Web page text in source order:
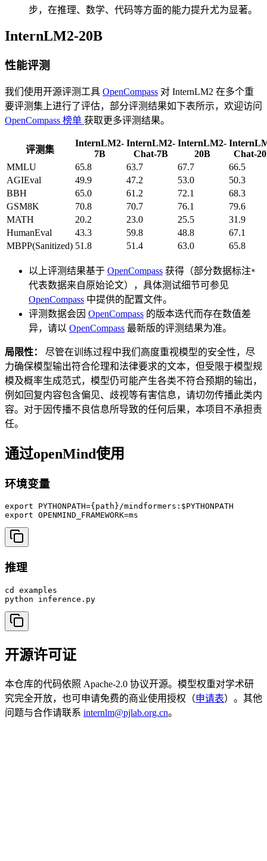
步，在推理、数学、代码等方面的能力提升尤为显著。
InternLM2-20B
性能评测
我们使用开源评测工具 OpenCompass 对 InternLM2 在多个重
要评测集上进行了评估，部分评测结果如下表所示，欢迎访问
OpenCompass 榜单 获取更多评测结果。
评测集
InternLM2-
7B
InternLM2-
Chat-7B
InternLM2-
20B
Chat-
MMLU
65.8 63.7 67.7
66.5
AGIEval
49.9 47.2 53.0
50.3
BBH
65.0 61.2 72.1
68.3
GSM8K
70.8 70.7 76.1
79.6
MATH
20.2 23.0 25.5
31.9
HumanEval
43.3 59.8 48.8
67.1
MBPP(Sanitized) 51.8 51.4 63.0 65.8
以上评测结果基于 OpenCompass 获得（部分数据标注*
代表数据来自原始论文），具体测试细节可参见
OpenCompass 中提供的配置文件。
评测数据会因 OpenCompass 的版本迭代而存在数值差
异，请以 OpenCompass 最新版的评测结果为准。
局限性：
尽管在训练过程中我们高度重视模型的安全性，尽
力确保模型输出符合伦理和法律要求的文本，但受限于模型规
模及概率生成范式，模型仍可能产生各类不符合预期的输出，
例如回复内容包含偏见、歧视等有害信息，请切勿传播此类内
容。对于因传播不良信息所导致的任何后果，本项目不承担责
任。
通过openMind使用
环境变量
export PYTHONPATH={path}/mindformers:$PYTHONPATH
export OPENMIND_FRAMEWORK=ms
推理
cd examples
python inference.py
开源许可证
本仓库的代码依照 Apache-2.0 协议开源。模型权重对学术研
究完全开放，也可申请免费的商业使用授权（申请表）。其他
问题与合作请联系 internlm@pjlab.org.cn。